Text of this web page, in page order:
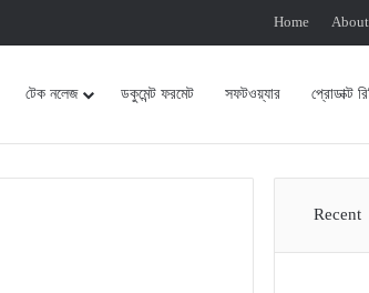
Home
টেক নলেজ ডকুমেন্ট ফরমেট সফটওয়্যার প্রোডাক্ট
Recent